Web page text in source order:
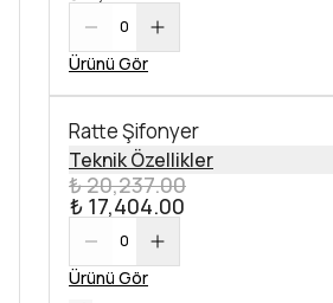
0
Ürünü Gör
Ratte Şifonyer
Teknik Özellikler
₺ 20,237.00
₺ 17,404.00
0
Ürünü Gör